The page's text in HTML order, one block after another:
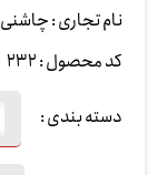
نام تجاری :چاشنی
کد محصول :232
دسته بندی :